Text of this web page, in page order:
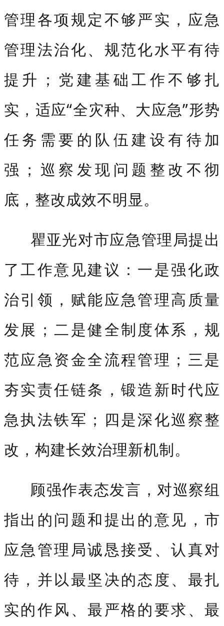
管理各项规定不够严实，应急
管理法治化、规范化水平有待
提升；党建基础工作不够扎
实，适应“全灾种、大应急”形势
任务需要的队伍建设有待加
强；巡察发现问题整改不彻
底，整改成效不明显。
瞿亚光对市应急管理局提出
了工作意见建议：一是强化政
治引领，赋能应急管理高质量
发展；二是健全制度体系，规
范应急资金全流程管理；三是
夯实责任链条，锻造新时代应
急执法铁军；四是深化巡察整
改，构建长效治理新机制。
顾强作表态发言，对巡察组
指出的问题和提出的意见，市
应急管理局诚恳接受、认真对
待，并以最坚决的态度、最扎
实的作风、最严格的要求、最